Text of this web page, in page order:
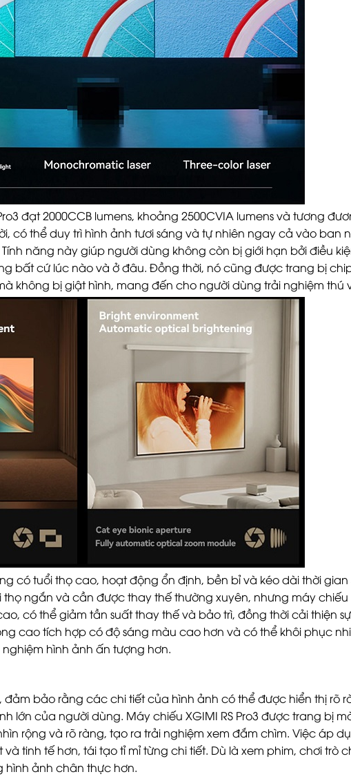
đạt 2000CCB lumens, khoảng 2500CVIA lumens và tương
có thể duy trì hình ảnh tươi sáng và tự nhiên ngay cả vào ban
năng này giúp người dùng không còn bị giới hạn bởi điều
bất cứ lúc nào và ở đâu. Đồng thời, nó cũng được trang bị
không bị giật hình, mang đến cho người dùng trải nghiệm thú
có tuổi thọ cao, hoạt động ổn định, bền bỉ và kéo dài thời gian
ngắn và cần được thay thế thường xuyên, nhưng máy chiếu
có thể giảm tần suất thay thế và bảo trì, đồng thời cải thiện
cao tích hợp có độ sáng màu cao hơn và có thể khôi phục
hình ảnh ấn tượng hơn.
đảm bảo rằng các chi tiết của hình ảnh có thể được hiển thị rõ
lớn của người dùng. Máy chiếu XGIMI RS Pro3 được trang bị
rộng và rõ ràng, tạo ra trải nghiệm xem đắm chìm. Việc áp
tinh tế hơn, tái tạo tỉ mỉ từng chi tiết. Dù là xem phim, chơi trò
hình ảnh chân thực hơn.